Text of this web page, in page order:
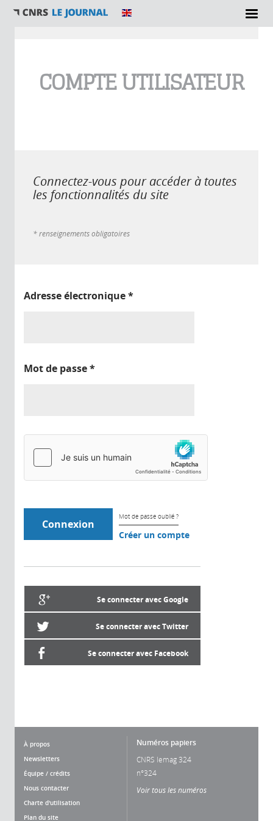
COMPTE UTILISATEUR
Connectez-vous pour accéder à toutes
les fonctionnalités du site
* renseignements obligatoires
Adresse électronique*
Mot de passe*
Mot de passe oublié ?
Créer un compte
Se connecter avec Google
Se connecter avec Twitter
Se connecter avec Facebook
À propos
Newsletters
Équipe / crédits
Nous contacter
Charte d'utilisation
Plan du site
Numéros papiers
CNRS lemag 324
n°324
Voir tous les numéros